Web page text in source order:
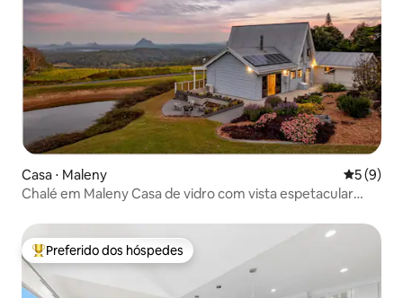
Casa ⋅ Maleny 5 de
5 (9)
Chalé em Maleny Casa de vidro com vista espetacular
Entre os melhores preferidos dos hóspedes
Preferido dos hóspedes